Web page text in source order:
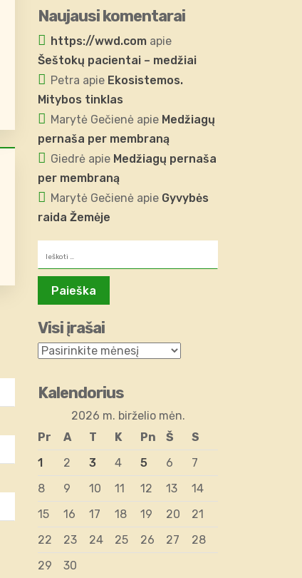
Naujausi komentarai
https://wwd.com apie
Šeštokų pacientai – medžiai
Petra apie Ekosistemos.
Mitybos tinklas
Marytė Gečienė apie Medžiagų
pernaša per membraną
Giedrė apie Medžiagų pernaša
per membraną
Marytė Gečienė apie Gyvybės
raida Žemėje
Visi įrašai
Kalendorius
2026 m. birželio mėn.
Pr
A T K Pn Š
S
1
2 3 4 5 6
7
8
9 10 11 12 13
14
15
16 17 18 19 20
21
22
23 24 25 26 27
28
29
30